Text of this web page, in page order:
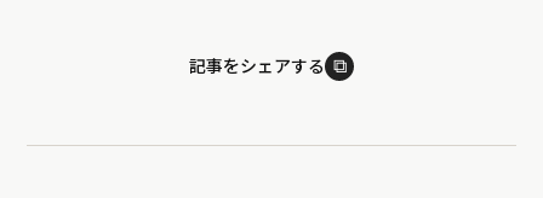
記事をシェアする ⧉